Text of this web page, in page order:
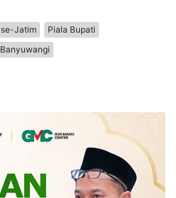
se-Jatim
Piala Bupati
Banyuwangi